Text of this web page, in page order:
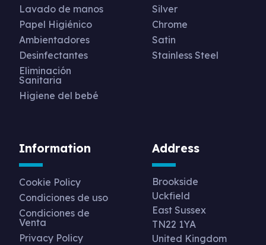
Lavado de manos
Papel Higiénico
Ambientadores
Desinfectantes
Eliminación
Sanitaria
Higiene del bebé
Silver
Chrome
Satin
Stainless Steel
Information
Cookie Policy
Condiciones de uso
Condiciones de
Venta
Privacy Policy
Address
Brookside
Uckfield
East Sussex
TN22 1YA
United Kingdom